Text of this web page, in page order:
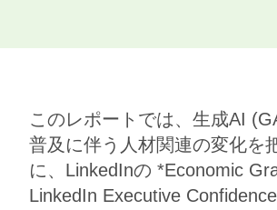
このレポートでは、生成AI
普及に伴う人材関連の変化を
に、LinkedInの *Economic
LinkedIn Executive